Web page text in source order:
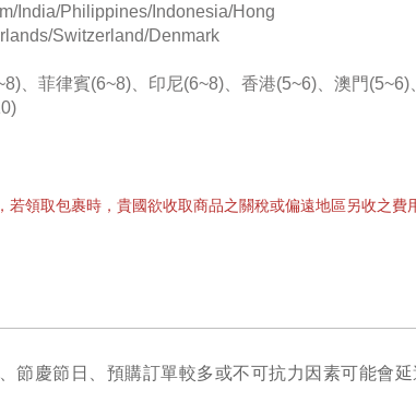
India/Philippines/Indonesia/Hong
Switzerland/Denmark
、 菲律賓(6~8)、印尼(6~8)、 香港(5~6)、澳門(5~6)
若領取包裹時，貴國欲收取商品之關稅或偏遠地區另收之費
節慶節日 預購訂單較多或不可抗力因素可能會延